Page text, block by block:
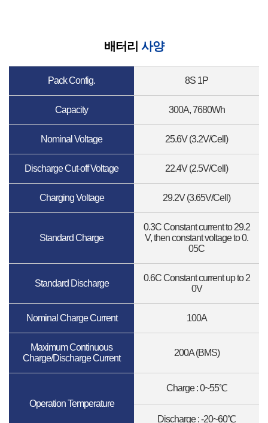
배터리 사양
Pack Config. 8S 1P
Capacity 300A, 7680Wh
Nominal Voltage 25.6V (3.2V/Cell)
Discharge Cut-off Voltage 22.4V (2.5V/Cell)
Charging Voltage 29.2V (3.65V/Cell)
Standard Charge
0.3C Constant current to 29.2
V, then constant voltage to 0.
05C
Standard Discharge
0.6C Constant current up to 2
0V
Nominal Charge Current 100A
Maximum Continuous
Charge/Discharge Current
200A (BMS)
Operation Temperature
Charge : 0~55℃
Discharge : -20~60℃